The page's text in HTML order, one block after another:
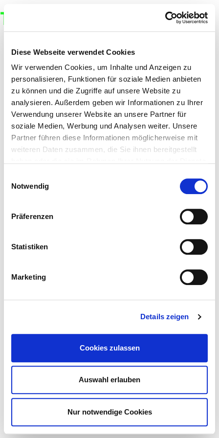
Diese Webseite verwendet Cookies
Wir verwenden Cookies, um Inhalte und Anzeigen zu
personalisieren, Funktionen für soziale Medien anbieten
zu können und die Zugriffe auf unsere Website zu
analysieren. Außerdem geben wir Informationen zu Ihrer
Verwendung unserer Website an unsere Partner für
soziale Medien, Werbung und Analysen weiter. Unsere
Partner führen diese Informationen möglicherweise mit
weiteren Daten zusammen, die Sie ihnen bereitgestellt
Notwendig
Präferenzen
Statistiken
Marketing
Details zeigen
Cookies zulassen
Auswahl erlauben
Nur notwendige Cookies
TUSH MAGAZINE